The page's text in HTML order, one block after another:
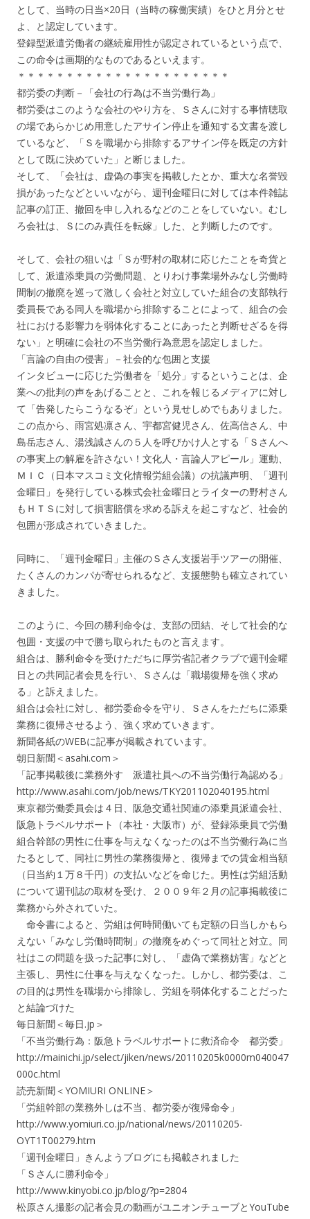
として、当時の日当×20日（当時の稼働実績）をひと月分とせ
よ、と認定しています。
登録型派遣労働者の継続雇用性が認定されているという点で、
この命令は画期的なものであるといえます。
＊＊＊＊＊＊＊＊＊＊＊＊＊＊＊＊＊＊＊＊＊＊
都労委の判断－「会社の行為は不当労働行為」
都労委はこのような会社のやり方を、Ｓさんに対する事情聴取
の場であらかじめ用意したアサイン停止を通知する文書を渡し
ているなど、「Ｓを職場から排除するアサイン停を既定の方針
として既に決めていた」と断じました。
そして、「会社は、虚偽の事実を掲載したとか、重大な名誉毀
損があったなどといいながら、週刊金曜日に対しては本件雑誌
記事の訂正、撤回を申し入れるなどのことをしていない。むし
ろ会社は、Ｓにのみ責任を転嫁」した、と判断したのです。
そして、会社の狙いは「Ｓが野村の取材に応じたことを奇貨と
して、派遣添乗員の労働問題、とりわけ事業場外みなし労働時
間制の撤廃を巡って激しく会社と対立していた組合の支部執行
委員長である同人を職場から排除することによって、組合の会
社における影響力を弱体化することにあったと判断せざるを得
ない」と明確に会社の不当労働行為意思を認定しました。
「言論の自由の侵害」－社会的な包囲と支援
インタビューに応じた労働者を「処分」するということは、企
業への批判の声をあげることと、これを報じるメディアに対し
て「告発したらこうなるぞ」という見せしめでもありました。
この点から、雨宮処凛さん、宇都宮健児さん、佐高信さん、中
島岳志さん、湯浅誠さんの５人を呼びかけ人とする「Ｓさんへ
の事実上の解雇を許さない！文化人・言論人アピール」運動、
ＭＩＣ（日本マスコミ文化情報労組会議）の抗議声明、「週刊
金曜日」を発行している株式会社金曜日とライターの野村さん
もＨＴＳに対して損害賠償を求める訴えを起こすなど、社会的
包囲が形成されていきました。
同時に、「週刊金曜日」主催のＳさん支援岩手ツアーの開催、
たくさんのカンパが寄せられるなど、支援態勢も確立されてい
きました。
このように、今回の勝利命令は、支部の団結、そして社会的な
包囲・支援の中で勝ち取られたものと言えます。
組合は、勝利命令を受けただちに厚労省記者クラブで週刊金曜
日との共同記者会見を行い、Ｓさんは「職場復帰を強く求め
る」と訴えました。
組合は会社に対し、都労委命令を守り、Ｓさんをただちに添乗
業務に復帰させるよう、強く求めていきます。
新聞各紙のWEBに記事が掲載されています。
朝日新聞＜asahi.com＞
「記事掲載後に業務外す 派遣社員への不当労働行為認める」
http://www.asahi.com/job/news/TKY201102040195.html
東京都労働委員会は４日、阪急交通社関連の添乗員派遣会社、
阪急トラベルサポート（本社・大阪市）が、登録添乗員で労働
組合幹部の男性に仕事を与えなくなったのは不当労働行為に当
たるとして、同社に男性の業務復帰と、復帰までの賃金相当額
（日当約１万８千円）の支払いなどを命じた。男性は労組活動
について週刊誌の取材を受け、２００９年２月の記事掲載後に
業務から外されていた。
命令書によると、労組は何時間働いても定額の日当しかもら
えない「みなし労働時間制」の撤廃をめぐって同社と対立。同
社はこの問題を扱った記事に対し、「虚偽で業務妨害」などと
主張し、男性に仕事を与えなくなった。しかし、都労委は、こ
の目的は男性を職場から排除し、労組を弱体化することだった
と結論づけた
毎日新聞＜毎日.jp＞
「不当労働行為：阪急トラベルサポートに救済命令 都労委」
http://mainichi.jp/select/jiken/news/20110205k0000m040047
000c.html
読売新聞＜YOMIURI ONLINE＞
「労組幹部の業務外しは不当、都労委が復帰命令」
http://www.yomiuri.co.jp/national/news/20110205-
OYT1T00279.htm
「週刊金曜日」きんようブログにも掲載されました
「Ｓさんに勝利命令」
http://www.kinyobi.co.jp/blog/?p=2804
松原さん撮影の記者会見の動画がユニオンチューブとYouTube